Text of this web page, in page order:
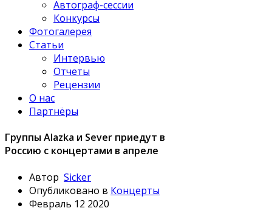
Автограф-сессии
Конкурсы
Фотогалерея
Статьи
Интервью
Отчеты
Рецензии
О нас
Партнёры
Группы Alazka и Sever приедут в
Россию с концертами в апреле
Автор Sicker
Опубликовано в Концерты
Февраль 12 2020